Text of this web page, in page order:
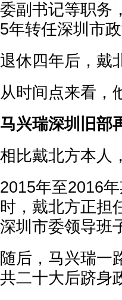
委副书记等职务
5年转任深圳市
退休四年后，戴
从时间点来看，
马兴瑞深圳旧部
相比戴北方本人
2015年至2016
时，戴北方正担
深圳市委领导班
随后，马兴瑞一
共二十大后跻身